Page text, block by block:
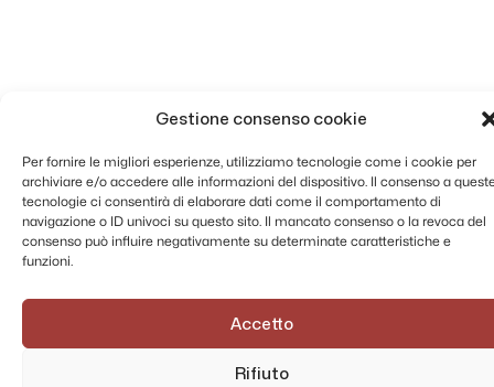
Gestione consenso cookie
Per fornire le migliori esperienze, utilizziamo tecnologie come i cookie per
archiviare e/o accedere alle informazioni del dispositivo. Il consenso a
tecnologie ci consentirà di elaborare dati come il comportamento di
navigazione o ID univoci su questo sito. Il mancato consenso o la revoca del
consenso può influire negativamente su determinate caratteristiche e
funzioni.
Accetto
Rifiuto